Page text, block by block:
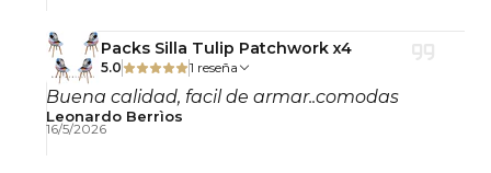
Base/Patas: Metal cromado con terminación
brillante
Tapillas: Antideslizantes incluidas en las 4 patas
Acabado: Cromado brillante + tapizado en tela
Packs Silla Tulip Patchwork x4
5.0 1 reseña
Buena calidad, facil de armar..comodas
Leonardo Berrìos
16/5/2026